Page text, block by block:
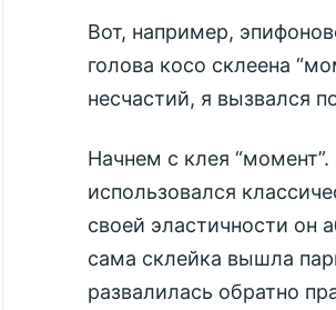
Вот, например,
голова косо склеена
несчастий, я вызвался
Начнем с клея
использовался
своей эластичности он
сама склейка вышла
развалилась обратно